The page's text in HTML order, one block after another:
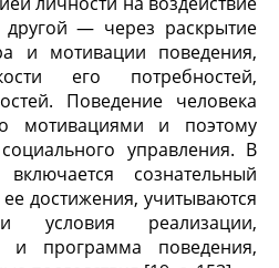
— через раскрытие
и мотивации поведения,
его потребностей,
Поведение человека
мотивациями и поэтому
управления. В
сознательный
достижения, учитываются
реализации,
и программа поведения,